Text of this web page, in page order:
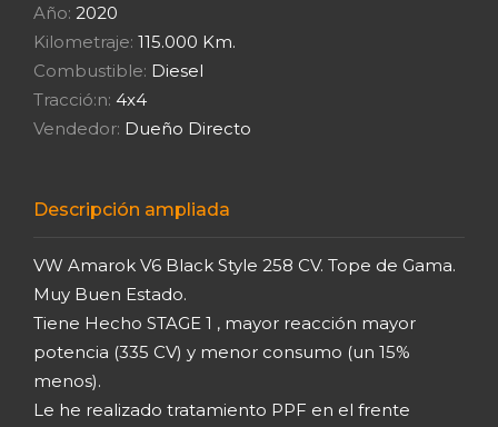
Año: 2020
Kilometraje: 115.000 Km.
Combustible: Diesel
Tracció:n: 4x4
Vendedor: Dueño Directo
Descripción ampliada
VW Amarok V6 Black Style 258 CV. Tope de Gama.
Muy Buen Estado.
Tiene Hecho STAGE 1 , mayor reacción mayor
potencia (335 CV) y menor consumo (un 15%
menos).
Le he realizado tratamiento PPF en el frente